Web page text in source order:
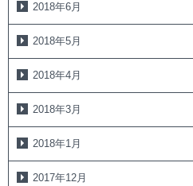
2018年6月
2018年5月
2018年4月
2018年3月
2018年1月
2017年12月